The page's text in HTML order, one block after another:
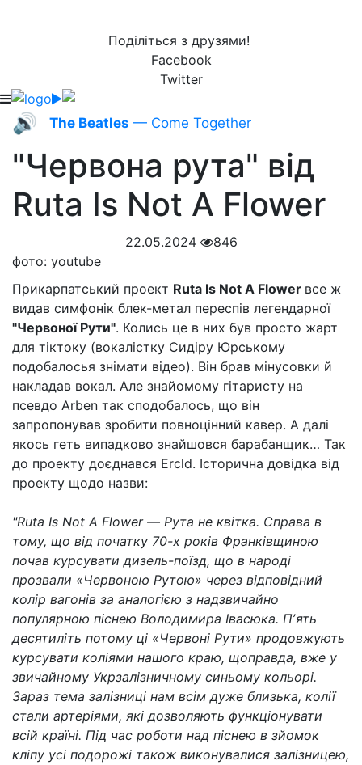
Поділіться з друзями!
Facebook
Twitter
🔊 The Beatles — Come Together
"Червона рута" від
Ruta Is Not A Flower
22.05.2024
846
фото: youtube
Прикарпатський проект Ruta Is Not A Flower все ж
видав симфонік блек-метал переспів легендарної
"Червоної Рути". Колись це в них був просто жарт
для тіктоку (вокалістку Сидіру Юрському
подобалосья знімати відео). Він брав мінусовки й
накладав вокал. Але знайомому гітаристу на
псевдо Arben так сподобалось, що він
запропонував зробити повноцінний кавер. А далі
якось геть випадково знайшовся барабанщик… Так
до проекту доєднався Ercld. Історична довідка від
проекту щодо назви:
"Ruta Is Not A Flower — Рута не квітка. Справа в
тому, що від початку 70-х років Франківщиною
почав курсувати дизель-поїзд, що в народі
прозвали «Червоною Рутою» через відповідний
колір вагонів за аналогією з надзвичайно
популярною піснею Володимира Івасюка. Пʼять
десятиліть потому ці «Червоні Рути» продовжують
курсувати коліями нашого краю, щоправда, вже у
звичайному Укрзалізничному синьому кольорі.
Зараз тема залізниці нам всім дуже близька, колії
стали артеріями, які дозволяють функціонувати
всій країні. Під час роботи над піснею в зйомок
кліпу усі подорожі також виконувалися залізницею,